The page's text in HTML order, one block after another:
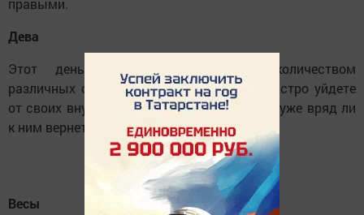
правыми.
Дева
Этот день наполнится огромным количеством
различных событий и дел, поэтому вы быстро уйдете
от своих внутренних переживаний и позже уже вряд ли
к ним вернетесь. Все стабилизируется.
Весы